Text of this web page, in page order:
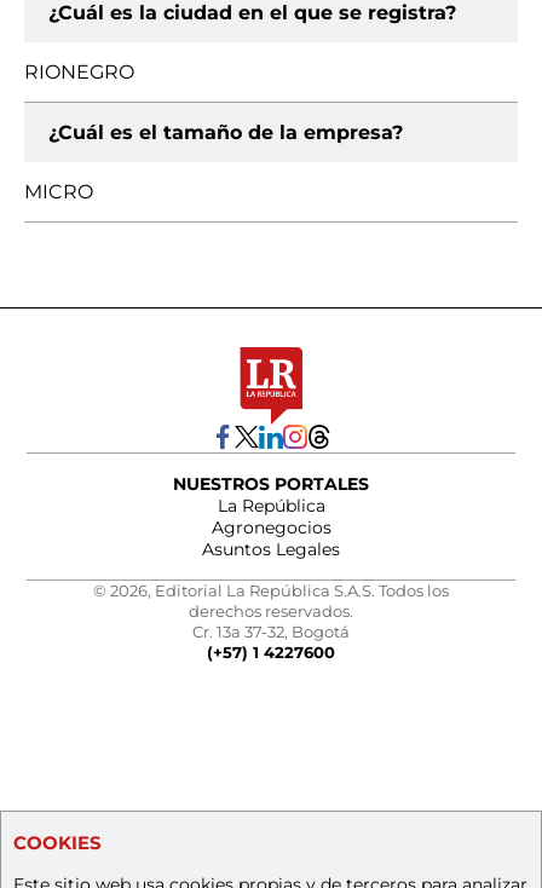
¿Cuál es la ciudad en el que se registra?
RIONEGRO
¿Cuál es el tamaño de la empresa?
MICRO
NUESTROS PORTALES
La República
Agronegocios
Asuntos Legales
© 2026, Editorial La República S.A.S. Todos los
derechos reservados.
Cr. 13a 37-32, Bogotá
(+57) 1 4227600
COOKIES